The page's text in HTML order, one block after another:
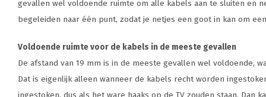
gevallen wel voldoende ruimte om alle kabels aan te sluiten en
begeleiden naar één punt, zodat je netjes een goot in kan om
Voldoende ruimte voor de kabels in de meeste gevallen
De afstand van 19 mm is in de meeste gevallen wel voldoende,
Dat is eigenlijk alleen wanneer de kabels recht worden
ingestoken, dus als het ware haaks op de TV zouden staan. Dan